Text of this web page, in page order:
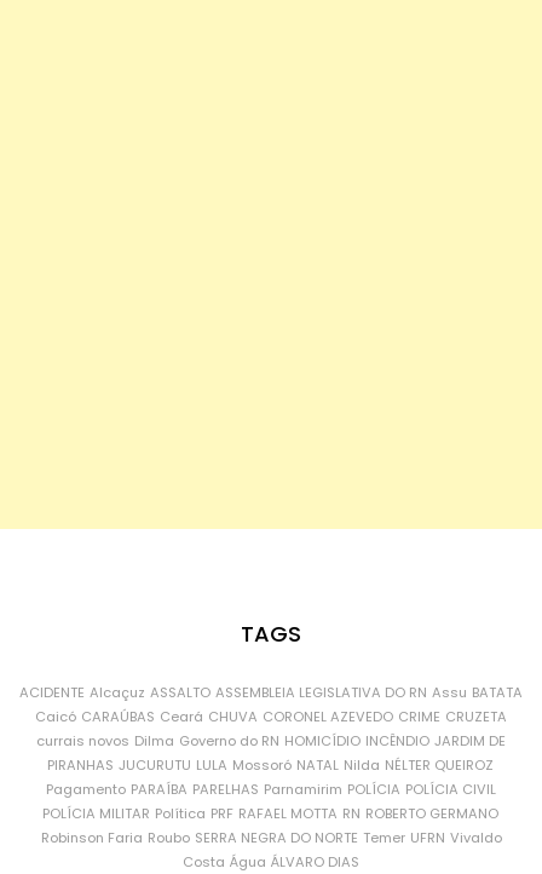
TAGS
ACIDENTE Alcaçuz ASSALTO ASSEMBLEIA LEGISLATIVA DO RN Assu BATATA
Caicó CARAÚBAS Ceará CHUVA CORONEL AZEVEDO CRIME CRUZETA
currais novos Dilma Governo do RN HOMICÍDIO INCÊNDIO JARDIM DE
PIRANHAS JUCURUTU LULA Mossoró NATAL Nilda NÉLTER QUEIROZ
Pagamento PARAÍBA PARELHAS Parnamirim POLÍCIA POLÍCIA CIVIL
POLÍCIA MILITAR Política PRF RAFAEL MOTTA RN ROBERTO GERMANO
Robinson Faria Roubo SERRA NEGRA DO NORTE Temer UFRN Vivaldo
Costa Água ÁLVARO DIAS